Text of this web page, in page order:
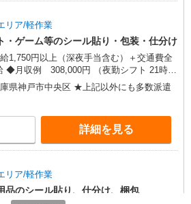
リア/軽作業
・ゲーム等のシール貼り・包装・仕分け
1,750円以上（深夜手当含む）＋交通費全
〜
週5日勤務の場合） 時給1,750円×8h×22日勤
県神戸市中央区 ★上記以外にも多数派遣
詳細を見る
リア/軽作業
品のシール貼り、仕分け、梱包